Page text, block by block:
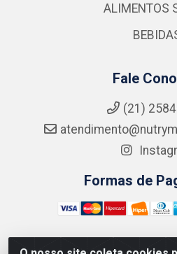
ALIMENTOS
Fale
(21)
Formas de